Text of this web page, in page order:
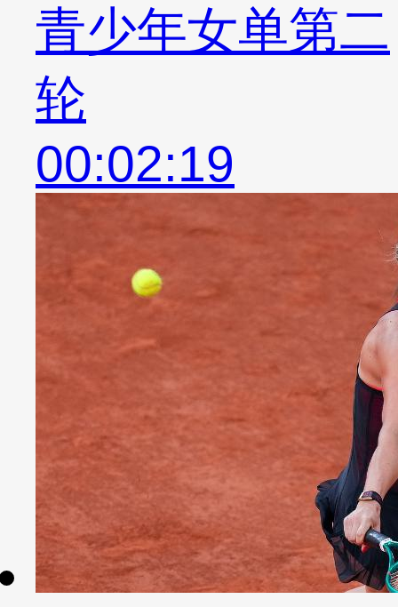
青少年女单第二
轮
00:02:19